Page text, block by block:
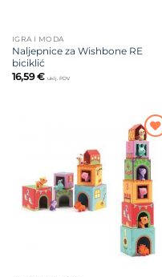
IGRA I MODA
Naljepnice za Wishbone RE
biciklić
16,59€ uklj. PDV
Dodajte
na listu
želja